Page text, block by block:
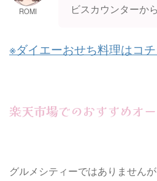
ROMI
ビスカウンターか
※ダイエーおせち料理はコ
楽天市場でのおすすめオ
グルメシティーではありません